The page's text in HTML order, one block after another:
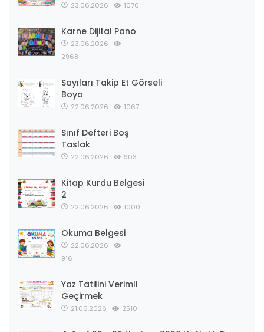
23.06.2026 1070
Karne Dijital Pano
23.06.2026
2968
Sayıları Takip Et Görseli
Boya
22.06.2026 1067
Sınıf Defteri Boş
Taslak
22.06.2026 903
Kitap Kurdu Belgesi
2
22.06.2026 1000
Okuma Belgesi
22.06.2026
916
Yaz Tatilini Verimli
Geçirmek
21.06.2026 2510